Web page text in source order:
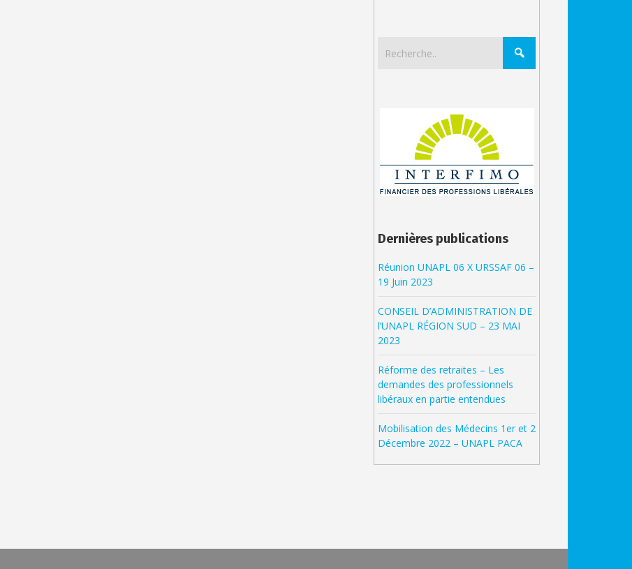
Dernières publications
Réunion UNAPL 06 X URSSAF 06 –
19 Juin 2023
CONSEIL D’ADMINISTRATION DE
l’UNAPL RÉGION SUD – 23 MAI
2023
Réforme des retraites – Les
demandes des professionnels
libéraux en partie entendues
Mobilisation des Médecins 1er et 2
Décembre 2022 – UNAPL PACA